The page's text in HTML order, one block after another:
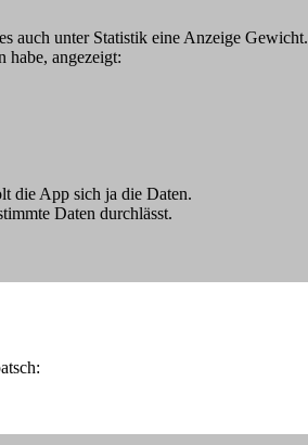
auch unter Statistik eine Anzeige Gewicht.
habe, angezeigt:
die App sich ja die Daten.
Daten durchlässt.